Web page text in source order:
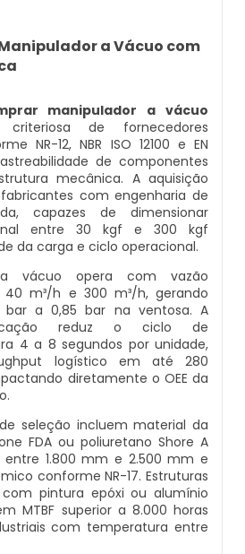
Rotativa Pneumática
Com Datador
Congelados
De Polvilho
De Papelão
Plásticas
Manual
Plasticos
Automático
a Vácuo com
manipulador a vácuo
criteriosa de fornecedores
NR-12, NBR ISO 12100 e EN
de componentes
mecânica. A aquisição
fabricantes com engenharia de
capazes de dimensionar
entre 30 kgf e 300 kgf
da carga e ciclo operacional.
vácuo opera com vazão
m³/h e 300 m³/h, gerando
bar a 0,85 bar na ventosa. A
reduz o ciclo de
4 a 8 segundos por unidade,
logístico em até 280
diretamente o OEE da
seleção incluem material da
FDA ou poliuretano Shore A
1.800 mm e 2.500 mm e
conforme NR-17. Estruturas
com pintura epóxi ou alumínio
MTBF superior a 8.000 horas
com temperatura entre